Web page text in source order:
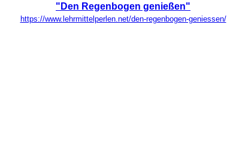
"Den Regenbogen genießen"
https://www.lehrmittelperlen.net/den-regenbogen-geniessen/